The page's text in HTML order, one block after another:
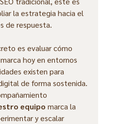
la estrategia hacia el
de respuesta.
es evaluar cómo
hoy en entornos
existen para
de forma sostenida.
equipo marca la
y escalar